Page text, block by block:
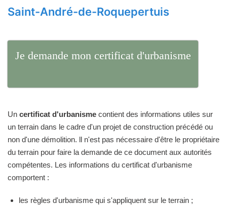
Saint-André-de-Roquepertuis
Je demande mon certificat d'urbanisme
Un certificat d'urbanisme contient des informations utiles sur
un terrain dans le cadre d'un projet de construction précédé ou
non d'une démolition. ll n'est pas nécessaire d'être le propriétaire
du terrain pour faire la demande de ce document aux autorités
compétentes. Les informations du certificat d'urbanisme
comportent :
les règles d'urbanisme qui s'appliquent sur le terrain ;